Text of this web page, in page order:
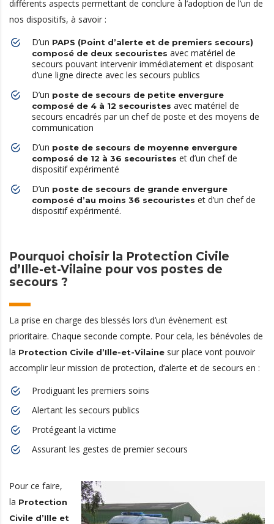
différents aspects permettant de conclure à l’adoption de l’un de
nos dispositifs, à savoir :
D’un PAPS (Point d’alerte et de premiers secours)
composé de deux secouristes avec matériel de
secours pouvant intervenir immédiatement et disposant
d’une ligne directe avec les secours publics
D’un poste de secours de petite envergure
composé de 4 à 12 secouristes avec matériel de
secours encadrés par un chef de poste et des moyens de
communication
D’un poste de secours de moyenne envergure
composé de 12 à 36 secouristes et d’un chef de
dispositif expérimenté
D’un poste de secours de grande envergure
composé d’au moins 36 secouristes et d’un chef de
dispositif expérimenté.
Pourquoi choisir la Protection Civile
d’Ille-et-Vilaine pour vos postes de
secours ?
La prise en charge des blessés lors d’un évènement est
prioritaire. Chaque seconde compte. Pour cela, les bénévoles de
la Protection Civile d’Ille-et-Vilaine sur place vont pouvoir
accomplir leur mission de protection, d’alerte et de secours en :
Prodiguant les premiers soins
Alertant les secours publics
Protégeant la victime
Assurant les gestes de premier secours
Pour ce faire,
la Protection
Civile d’Ille et